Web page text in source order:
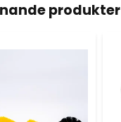
produkter